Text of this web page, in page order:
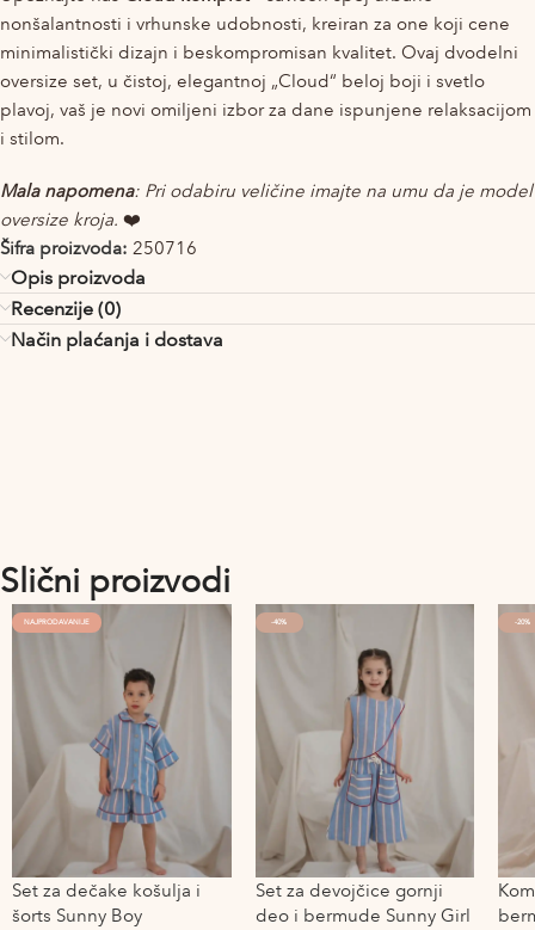
nonšalantnosti i vrhunske udobnosti, kreiran za one koji cene
minimalistički dizajn i beskompromisan kvalitet. Ovaj dvodelni
oversize set, u čistoj, elegantnoj „Cloud“ beloj boji i svetlo
plavoj, vaš je novi omiljeni izbor za dane ispunjene relaksacijom
i stilom.
Mala napomena: Pri odabiru veličine imajte na umu da je model
oversize kroja. ❤️
Šifra proizvoda: 250716
Opis proizvoda
Recenzije (0)
Način plaćanja i dostava
Slični proizvodi
NAJPRODAVANIJE
Set za dečake košulja i
šorts Sunny Boy
-40%
Set za devojčice gornji
deo i bermude Sunny Girl
-20%